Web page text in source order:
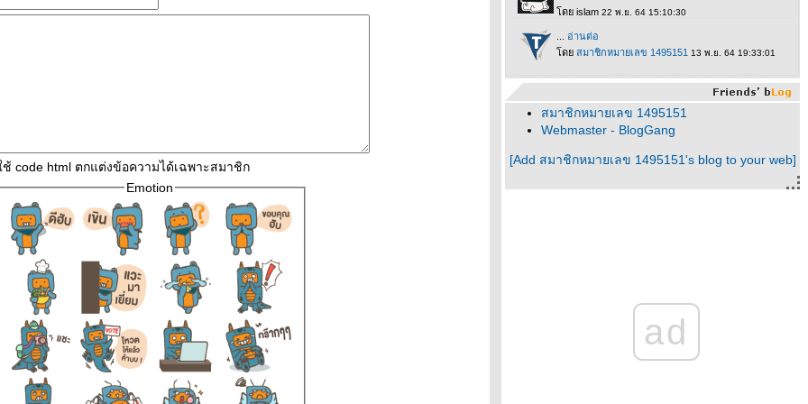
ช้ code html ตกแต่งข้อความได้เฉพาะสมาชิก
Emotion
สมาชิกหมายเลข 1495151
Webmaster - BlogGang
[Add สมาชิกหมายเลข 1495151's blog to your web]
ad